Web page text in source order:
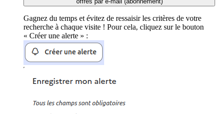
Gagnez du temps et évitez de ressaisir les critères de votre
recherche à chaque visite ! Pour cela, cliquez sur le bouton
« Créer une alerte » :